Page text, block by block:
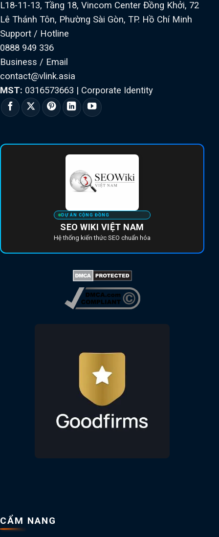
L18-11-13, Tầng 18, Vincom Center Đồng Khởi, 72
Lê Thánh Tôn, Phường Sài Gòn, TP. Hồ Chí Minh
Support / Hotline
0888 949 336
Business / Email
contact@vlink.asia
MST: 0316573663 | Corporate Identity
DỰ ÁN CỘNG ĐỒNG
SEO WIKI VIỆT NAM
Hệ thống kiến thức SEO chuẩn hóa
CẨM NANG